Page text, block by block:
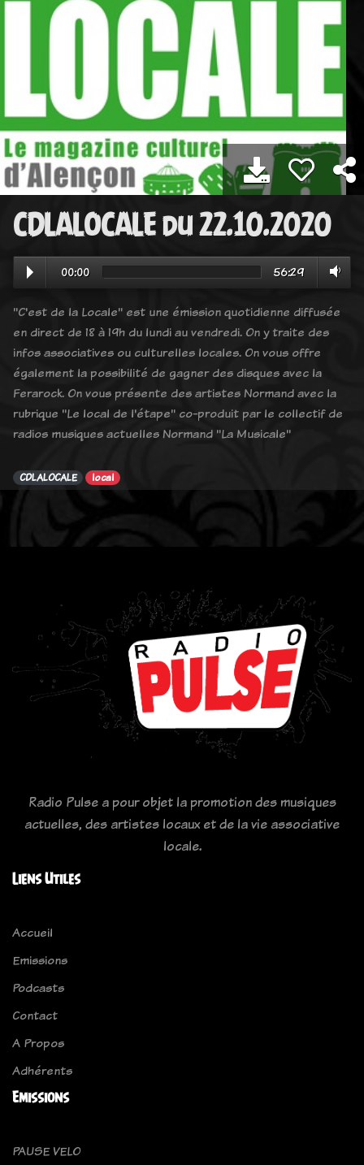
CDLALOCALE du 22.10.2020
00:00 56:29
"C'est de la Locale" est une émission quotidienne diffusée
en direct de 18 à 19h du lundi au vendredi. On y traite des
infos associatives ou culturelles locales. On vous offre
également la possibilité de gagner des disques avec la
Ferarock. On vous présente des artistes Normand avec la
rubrique "Le local de l'étape" co-produit par le collectif de
radios musiques actuelles Normand "La Musicale"
CDLALOCALE local
Radio Pulse a pour objet la promotion des musiques
actuelles, des artistes locaux et de la vie associative
locale.
Liens Utiles
Accueil
Emissions
Podcasts
Contact
A Propos
Adhérents
Emissions
PAUSE VELO